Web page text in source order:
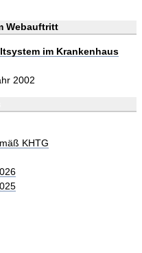
Webauftritt
im Krankenhaus
2002
KHTG